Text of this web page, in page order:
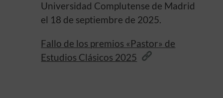
Universidad Complutense de Madrid
el 18 de septiembre de 2025.
Fallo de los premios «Pastor» de
Estudios Clásicos 2025